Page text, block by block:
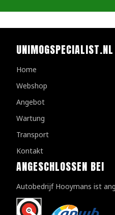
UNIMOGSPECIALIST.NL
Home
Webshop
Angebot
Wartung
Transport
Kontakt
ANGESCHLOSSEN BEI
Autobedrijf Hooymans ist